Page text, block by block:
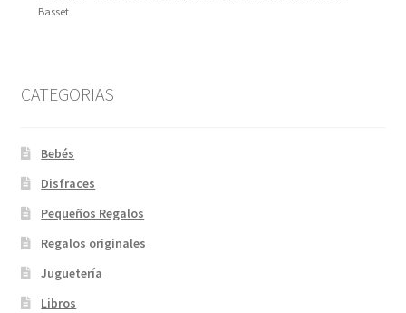
Basset
CATEGORIAS
Bebés
Disfraces
Pequeños Regalos
Regalos originales
Juguetería
Libros